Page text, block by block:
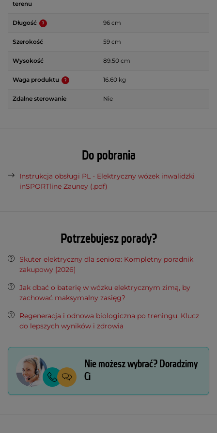
terenu
Długość 96 cm
Szerokość 59 cm
Wysokość 89.50 cm
Waga produktu 16.60 kg
Zdalne sterowanie Nie
Do pobrania
Instrukcja obsługi PL - Elektryczny wózek inwalidzki
inSPORTline Zauney (.pdf)
Potrzebujesz porady?
Skuter elektryczny dla seniora: Kompletny poradnik
zakupowy [2026]
Jak dbać o baterię w wózku elektrycznym zimą, by
zachować maksymalny zasięg?
Regeneracja i odnowa biologiczna po treningu: Klucz
do lepszych wyników i zdrowia
Nie możesz wybrać? Doradzimy
Ci